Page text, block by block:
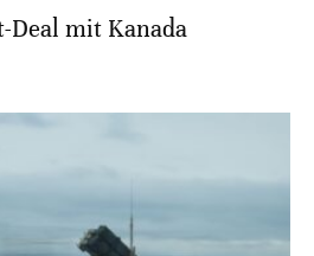
Deal mit Kanada